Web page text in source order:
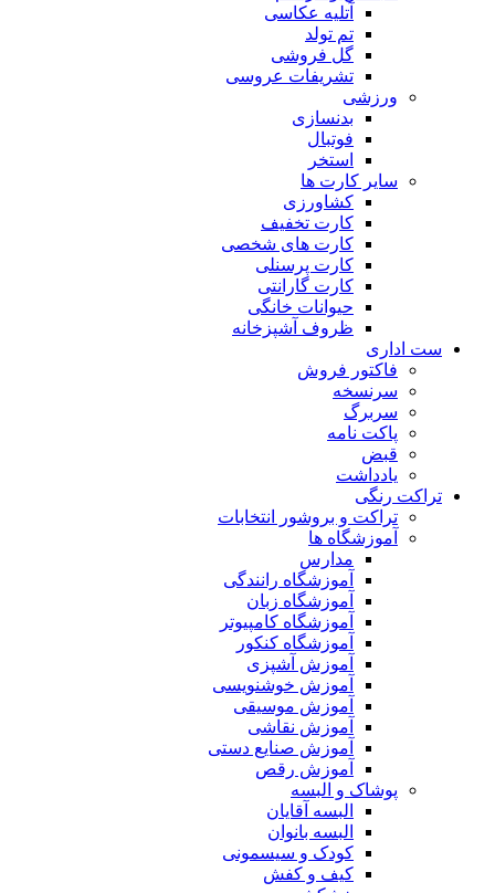
آتلیه عکاسی
تم تولد
گل فروشی
تشریفات عروسی
ورزشی
بدنسازی
فوتبال
استخر
سایر کارت ها
کشاورزی
کارت تخفیف
کارت های شخصی
کارت پرسنلی
کارت گارانتی
حیوانات خانگی
ظروف آشپزخانه
ست اداری
فاکتور فروش
سرنسخه
سربرگ
پاکت نامه
قبض
یادداشت
تراکت رنگی
تراکت و بروشور انتخابات
آموزشگاه ها
مدارس
آموزشگاه رانندگی
آموزشگاه زبان
آموزشگاه کامپیوتر
آموزشگاه کنکور
آموزش آشپزی
آموزش خوشنویسی
آموزش موسیقی
آموزش نقاشی
آموزش صنایع دستی
آموزش رقص
پوشاک و البسه
البسه آقایان
البسه بانوان
کودک و سیسمونی
کیف و کفش